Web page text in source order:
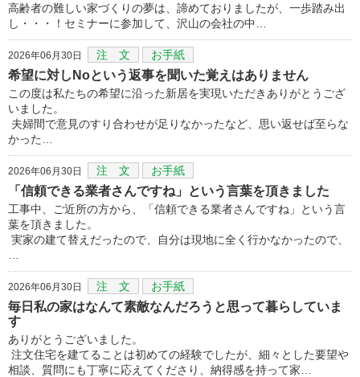
高齢者の難しい家づくりの夢は、諦めておりましたが、一歩踏み出
し・・・！セミナーに参加して、沢山の会社の中…
2026年06月30日 注 文 お手紙
希望に対しNoという返事を聞いた覚えはありません
この度は私たちの希望に沿った新居を実現いただきありがとうござ
いました。
夫婦間で意見のすり合わせが足りなかったなど、思い返せば至らな
かった…
2026年06月30日 注 文 お手紙
「信頼できる業者さんですね」という言葉を頂きました
工事中、ご近所の方から、「信頼できる業者さんですね」という言
葉を頂きました。
実家の建て替えだったので、自分は現地に全く行かなかったので、
2026年06月30日 注 文 お手紙
毎日私の家はなんて素敵なんだろうと思って暮らしていま
す
ありがとうございました。
注文住宅を建てることは初めての経験でしたが、細々とした要望や
相談、質問にも丁寧に応えてくださり、納得感を持って家…